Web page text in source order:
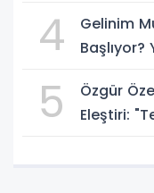
4
Gelinim
Başlıyor?
5
Özgür
Eleştiri: